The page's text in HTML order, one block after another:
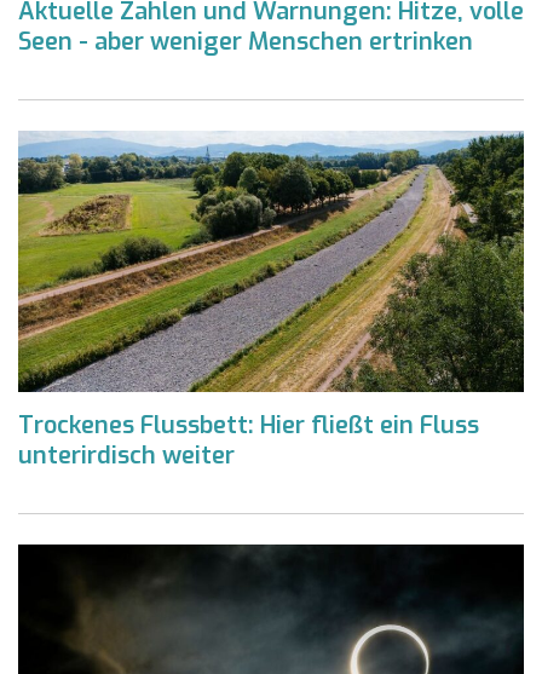
Aktuelle Zahlen und Warnungen: Hitze, volle
Seen - aber weniger Menschen ertrinken
Trockenes Flussbett: Hier fließt ein Fluss
unterirdisch weiter